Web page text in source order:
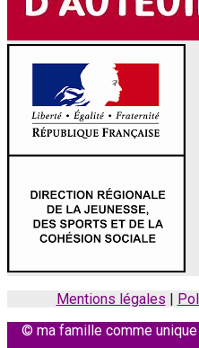
Mentions légales |
© ma famille comme